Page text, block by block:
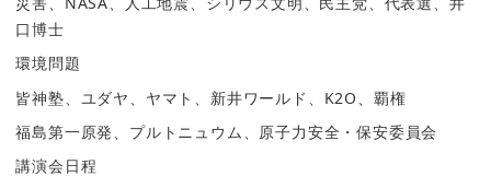
口博士
環境問題
皆神塾、ユダヤ、ヤマト、新井ワールド、K2O、覇権
福島第一原発、プルトニュウム、原子力安全・保安委員会
講演会日程